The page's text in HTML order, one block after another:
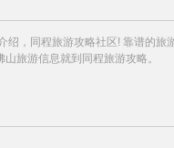
，同程旅游攻略社区! 靠谱的
旅游信息就到同程旅游攻略。